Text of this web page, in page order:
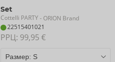
Set
Cottelli PARTY- ORION Brand
22515401021
РРЦ: 99,95 €